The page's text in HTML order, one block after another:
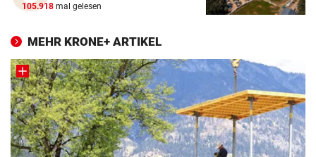
105.918 mal gelesen
MEHR KRONE+ ARTIKEL